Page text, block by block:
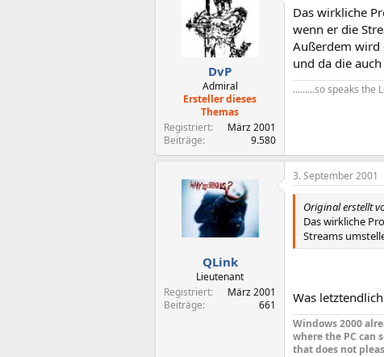
DvP
Admiral
Ersteller dieses
Themas
Registriert
März 2001
Beiträge
9.580
Das wirkliche
wenn er die
Außerdem wird
und da die
.........so speaks the
QLink
Lieutenant
Registriert
März 2001
Beiträge
661
3. September 2001
Original erstellt
Das wirkliche
Streams
Was
Windows 2000
where the PC can
that does not